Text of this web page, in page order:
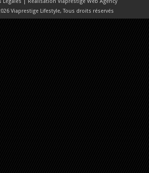
Viaprestige Lifestyle, Tous droits réservés